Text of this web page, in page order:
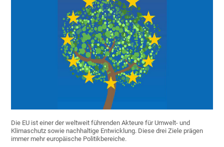
Die EU ist einer der weltweit führenden Akteure für Umwelt- und
Klimaschutz sowie nachhaltige Entwicklung. Diese drei Ziele prägen
immer mehr europäische Politikbereiche.